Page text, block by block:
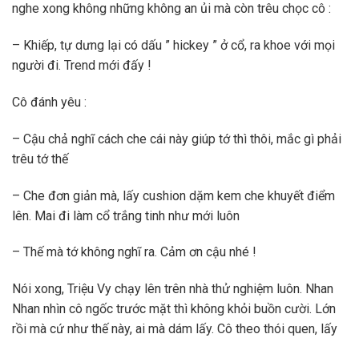
nghe xong không những không an ủi mà còn trêu chọc cô :
– Khiếp, tự dưng lại có dấu ” hickey ” ở cổ, ra khoe với mọi
người đi. Trend mới đấy !
Cô đánh yêu :
– Cậu chả nghĩ cách che cái này giúp tớ thì thôi, mắc gì phải
trêu tớ thế
– Che đơn giản mà, lấy cushion dặm kem che khuyết điểm
lên. Mai đi làm cổ trắng tinh như mới luôn
– Thế mà tớ không nghĩ ra. Cảm ơn cậu nhé !
Nói xong, Triệu Vy chạy lên trên nhà thử nghiệm luôn. Nhan
Nhan nhìn cô ngốc trước mặt thì không khỏi buồn cười. Lớn
rồi mà cứ như thế này, ai mà dám lấy. Cô theo thói quen, lấy